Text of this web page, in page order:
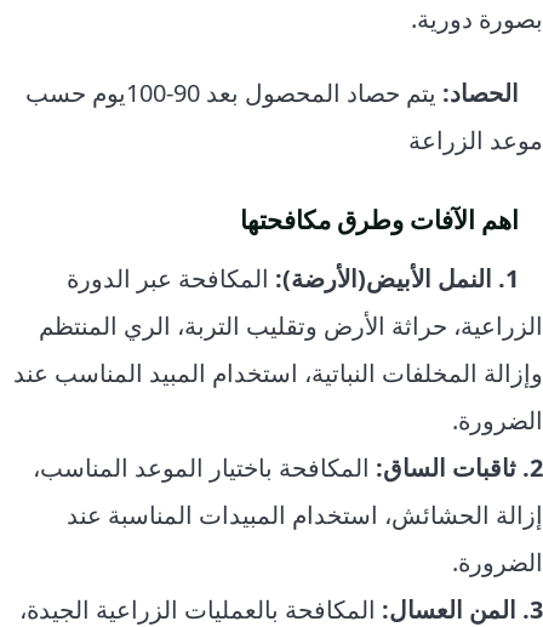
بصورة دورية.
الحصاد:
يتم حصاد المحصول بعد 90-100يوم حسب
موعد الزراعة
اهم الآفات وطرق مكافحتها
1. النمل الأبيض(الأرضة):
المكافحة عبر الدورة
الزراعية، حراثة الأرض وتقليب التربة، الري المنتظم
وإزالة المخلفات النباتية، استخدام المبيد المناسب عند
الضرورة.
2. ثاقبات الساق:
المكافحة باختيار الموعد المناسب،
إزالة الحشائش، استخدام المبيدات المناسبة عند
الضرورة.
3. المن العسال:
المكافحة بالعمليات الزراعية الجيدة،